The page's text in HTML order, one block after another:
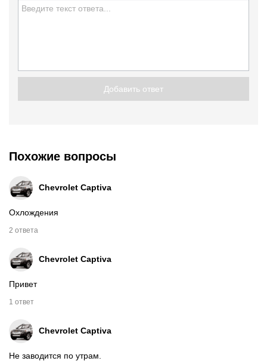
Добавить ответ
Похожие вопросы
Chevrolet Captiva
Охлождения
2 ответа
Chevrolet Captiva
Привет
1 ответ
Chevrolet Captiva
Не заводится по утрам.